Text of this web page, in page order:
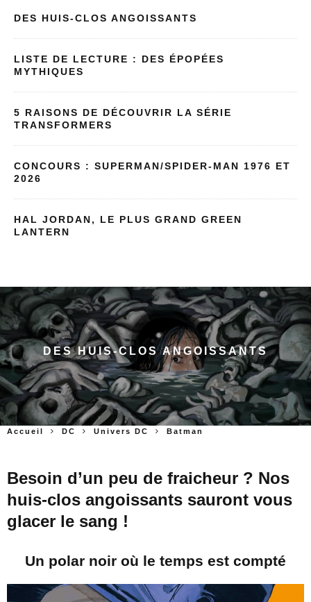
DES HUIS-CLOS ANGOISSANTS
LISTE DE LECTURE : DES ÉPOPÉES
MYTHIQUES
5 RAISONS DE DÉCOUVRIR LA SÉRIE
TRANSFORMERS
CONCOURS : SUPERMAN/SPIDER-MAN 1976 ET
2026
HAL JORDAN, LE PLUS GRAND GREEN
LANTERN
DES HUIS-CLOS ANGOISSANTS
Accueil DC Univers DC Batman
Besoin d’un peu de fraicheur ? Nos
huis-clos angoissants sauront vous
glacer le sang !
Un polar noir où le temps est compté